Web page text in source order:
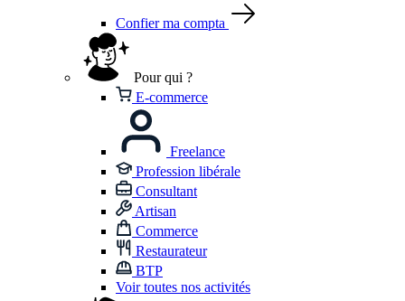
Confier ma compta
Pour qui ?
E-commerce
Freelance
Profession libérale
Consultant
Artisan
Commerce
Restaurateur
BTP
Voir toutes nos activités